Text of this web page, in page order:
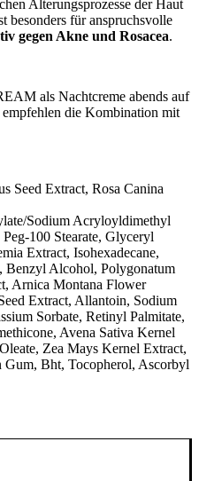
Alterungsprozesse der Haut
besonders für anspruchsvolle
gegen Akne und Rosacea.
als Nachtcreme abends auf
die Kombination mit
Seed Extract, Rosa Canina
Sodium Acryloyldimethyl
100 Stearate, Glyceryl
Extract, Isohexadecane,
Benzyl Alcohol, Polygonatum
Arnica Montana Flower
Extract, Allantoin, Sodium
Sorbate, Retinyl Palmitate,
Avena Sativa Kernel
Zea Mays Kernel Extract,
Bht, Tocopherol, Ascorbyl